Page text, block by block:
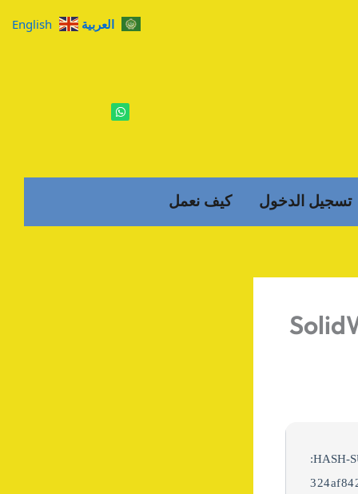
W
h
p
تسجيل الدخول كيف نعمل
العربية English